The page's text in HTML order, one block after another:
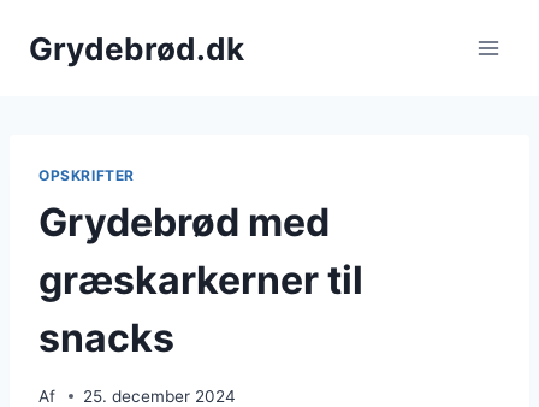
Grydebrød.dk
OPSKRIFTER
Grydebrød med
græskarkerner til
snacks
Af 25. december 2024